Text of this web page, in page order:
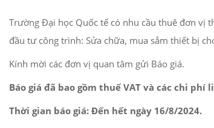
Trường Đại học Quốc tế có nhu cầu thuê đơn vị
đầu tư công trình: Sửa chữa, mua sắm thiết bị
Kính mời các đơn vị quan tâm gửi Báo giá.
Báo giá đã bao gồm thuế VAT và các chi phí
Thời gian báo giá: Đến hết ngày 16/8/2024.